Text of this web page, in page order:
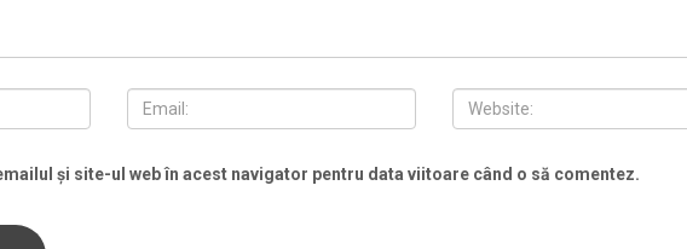
și site-ul web în acest navigator pentru data viitoare când o să comentez.